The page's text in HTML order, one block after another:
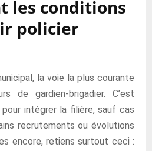
les conditions
policier
la voie la plus courante
de gardien-brigadier. C’est
pour intégrer la filière, sauf cas
recrutements ou évolutions
encore, retiens surtout ceci :